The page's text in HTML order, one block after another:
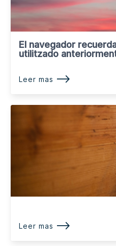
El navegador
utilitzado
Leer mas ⟶
Leer mas ⟶